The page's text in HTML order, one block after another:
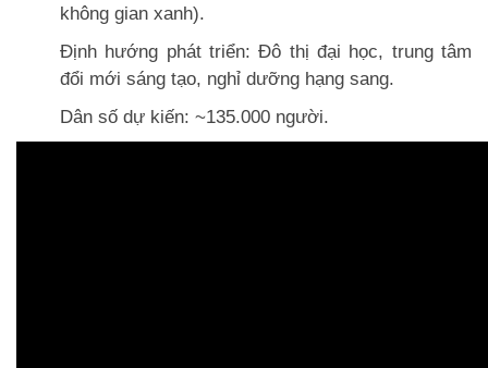
không gian xanh).
Định hướng phát triển: Đô thị đại học, trung tâm
đổi mới sáng tạo, nghỉ dưỡng hạng sang.
Dân số dự kiến: ~135.000 người.